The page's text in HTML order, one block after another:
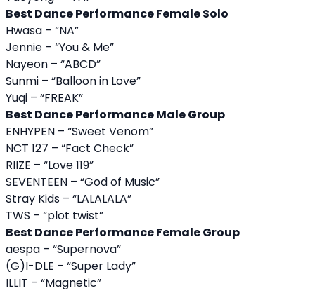
Best Dance Performance Female Solo
Hwasa – “NA”
Jennie – “You & Me”
Nayeon – “ABCD”
Sunmi – “Balloon in Love”
Yuqi – “FREAK”
Best Dance Performance Male Group
ENHYPEN – “Sweet Venom”
NCT 127 – “Fact Check”
RIIZE – “Love 119”
SEVENTEEN – “God of Music”
Stray Kids – “LALALALA”
TWS – “plot twist”
Best Dance Performance Female Group
aespa – “Supernova”
(G)I-DLE – “Super Lady”
ILLIT – “Magnetic”